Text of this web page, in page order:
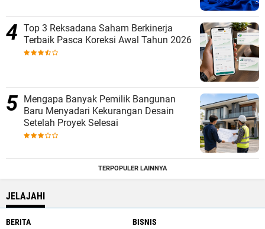
Top 3 Reksadana Saham Berkinerja
Terbaik Pasca Koreksi Awal Tahun 2026
Mengapa Banyak Pemilik Bangunan
Baru Menyadari Kekurangan Desain
Setelah Proyek Selesai
TERPOPULER LAINNYA
JELAJAHI
BERITA BISNIS